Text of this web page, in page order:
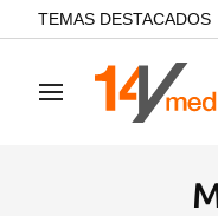
common.go-to-content
TEMAS DESTACADOS
Navegación